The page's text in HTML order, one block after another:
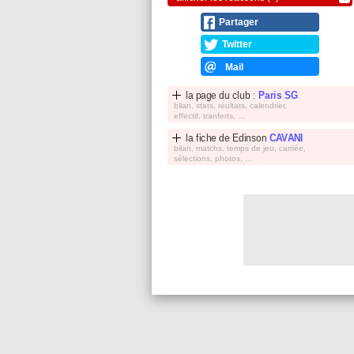
Partager
Twitter
Mail
la page du club : Paris SG
bilan, stats, réultats, calendrier,
effectif, tranferts, ...
la fiche de Edinson CAVANI
bilan, matchs, temps de jeu, carriée,
sélections, photos, ...